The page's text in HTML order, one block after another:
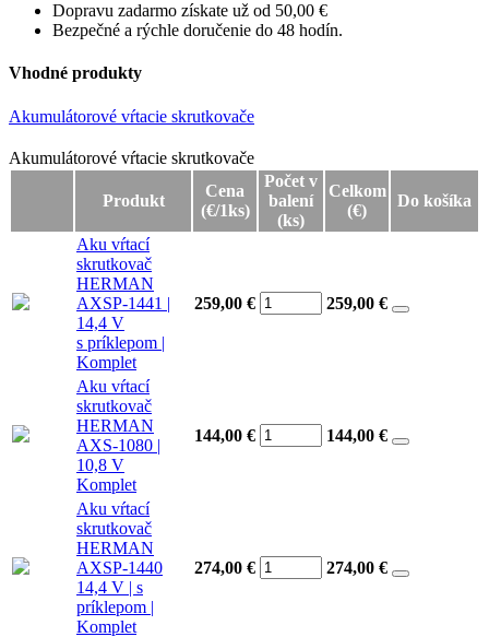
Dopravu zadarmo získate už od 50,00 €
Bezpečné a rýchle doručenie do 48 hodín.
Vhodné produkty
Akumulátorové vŕtacie skrutkovače
Akumulátorové vŕtacie skrutkovače
Akumulátorové vŕtacie skrutkovače
Produkt
Cena
(€/1ks)
Počet v
balení
(ks)
Celkom
(€)
Do košíka
Aku vŕtací
skrutkovač
HERMAN
AXSP-1441 |
14,4 V
s príklepom |
Komplet
259,00 € 259,00 €
Aku vŕtací
skrutkovač
HERMAN
AXS-1080 |
10,8 V
Komplet
144,00 € 144,00 €
Aku vŕtací
skrutkovač
HERMAN
AXSP-1440
14,4 V | s
príklepom |
Komplet
274,00 € 274,00 €